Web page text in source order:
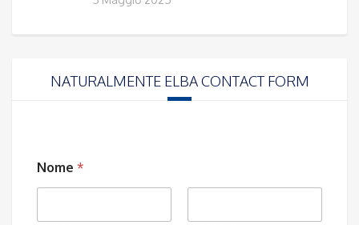
NATURALMENTE ELBA CONTACT FORM
Nome *